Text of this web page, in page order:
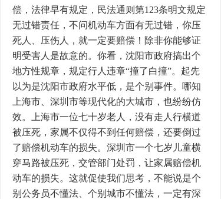
偿，法律早有规定，民法通则第123条明文规定
无过错责任，不问机动车方面有无过错，你压
死人、压伤人，就一定要赔偿！除非你能够证
明受害人是故意的。你看，沈阳市政府搞出个
地方性规章，规定行人违章“撞了白撞”。起先
以为是沈阳市政府水平低，是个别事件。哪知
上海市、深圳市等现代化的大城市，也纷纷仿
效。上海市一位七十岁老人，没有走人行横道
被压死，家属不仅得不到任何赔偿，还要倒过
了赔偿机动车的损失。深圳市一个七岁儿童横
穿马路被压死，交管部门处罚，让家属赔偿机
动车的损失。这就促使我们思考，不能说是个
别公务员不懂法、个别城市不懂法，一定有深